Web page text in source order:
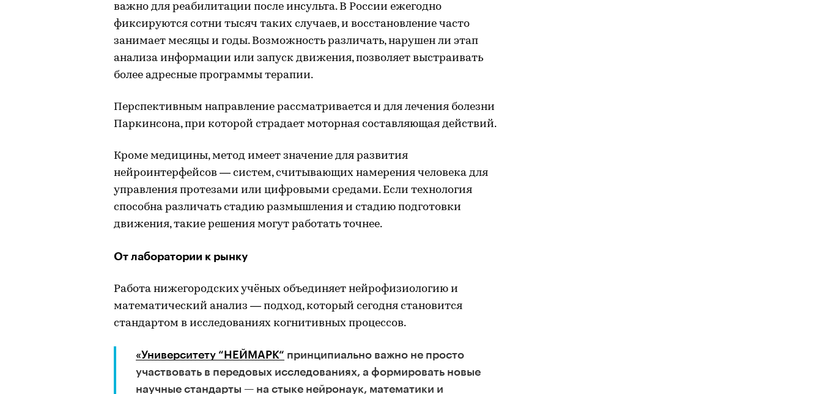
важно для реабилитации после инсульта. В России ежегодно
фиксируются сотни тысяч таких случаев, и восстановление часто
занимает месяцы и годы. Возможность различать, нарушен ли этап
анализа информации или запуск движения, позволяет выстраивать
более адресные программы терапии.
Перспективным направление рассматривается и для лечения болезни
Паркинсона, при которой страдает моторная составляющая действий.
Кроме медицины, метод имеет значение для развития
нейроинтерфейсов — систем, считывающих намерения человека для
управления протезами или цифровыми средами. Если технология
способна различать стадию размышления и стадию подготовки
движения, такие решения могут работать точнее.
От лаборатории к рынку
Работа нижегородских учёных объединяет нейрофизиологию и
математический анализ — подход, который сегодня становится
стандартом в исследованиях когнитивных процессов.
«Университету “НЕЙМАРК“ принципиально важно не просто
участвовать в передовых исследованиях, а формировать новые
научные стандарты — на стыке нейронаук, математики и